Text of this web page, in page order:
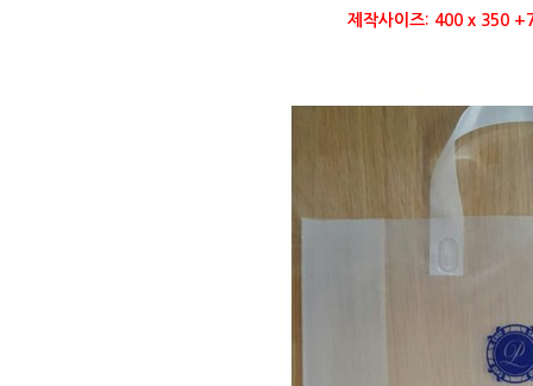
제작사이즈: 400 x 350